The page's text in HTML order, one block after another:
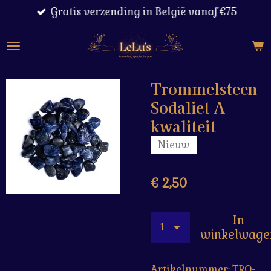
naar
Gratis verzending in België vanaf €75
Trommelsteen
Sodaliet A
kwaliteit
Nieuw
€ 2,50
In